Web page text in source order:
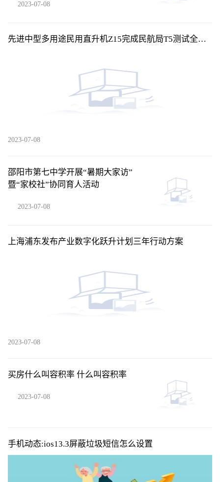
2023-07-08
先进中型多用途民用直升机Z15完成民航局T5测试全部
2023-07-08
邵阳市第七中学开展“暑期大家访”
暨“家校社”协同育人活动
2023-07-08
上海浦东发布产业数字化跃升计划三年行动方案
2023-07-08
买房什么叫容积率 什么叫容积率
2023-07-08
手机动态:ios13.3屏蔽垃圾短信怎么设置